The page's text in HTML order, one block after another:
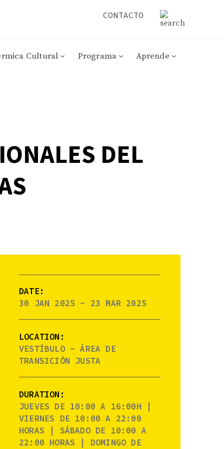
CONTACTO
Cultural Programa Aprende
DEL
DATE:
30 JAN 2025 - 23 MAR 2025
LOCATION:
VESTÍBULO - ÁREA DE
TRANSICIÓN JUSTA
DURATION:
JUEVES DE 10:00 A 16:00H |
VIERNES DE 10:00 A 22:00
HORAS | SÁBADO DE 10:00 A
22:00 HORAS | DOMINGO DE